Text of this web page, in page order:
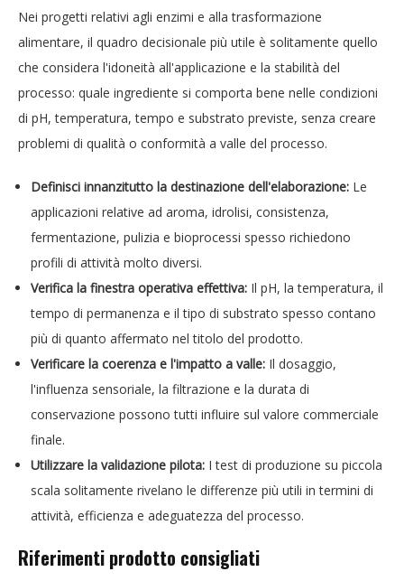
Nei progetti relativi agli enzimi e alla trasformazione
alimentare, il quadro decisionale più utile è solitamente quello
che considera l'idoneità all'applicazione e la stabilità del
processo: quale ingrediente si comporta bene nelle condizioni
di pH, temperatura, tempo e substrato previste, senza creare
problemi di qualità o conformità a valle del processo.
Definisci innanzitutto la destinazione dell'elaborazione: Le
applicazioni relative ad aroma, idrolisi, consistenza,
fermentazione, pulizia e bioprocessi spesso richiedono
profili di attività molto diversi.
Verifica la finestra operativa effettiva: Il pH, la temperatura, il
tempo di permanenza e il tipo di substrato spesso contano
più di quanto affermato nel titolo del prodotto.
Verificare la coerenza e l'impatto a valle: Il dosaggio,
l'influenza sensoriale, la filtrazione e la durata di
conservazione possono tutti influire sul valore commerciale
finale.
Utilizzare la validazione pilota: I test di produzione su piccola
scala solitamente rivelano le differenze più utili in termini di
attività, efficienza e adeguatezza del processo.
Riferimenti prodotto consigliati